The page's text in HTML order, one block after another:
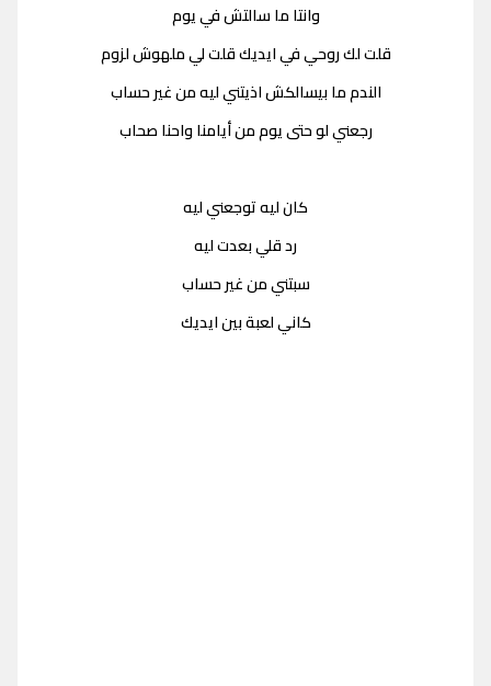
وانتا ما سالتش في يوم
قلت لك روحي في ايديك قلت لي ملهوش لزوم
الندم ما بيسالكش اذيتني ليه من غير حساب
رجعني لو حتى يوم من أيامنا واحنا صحاب
كان ليه توجعني ليه
رد قلي بعدت ليه
سبتني من غير حساب
كاني لعبة بين ايديك